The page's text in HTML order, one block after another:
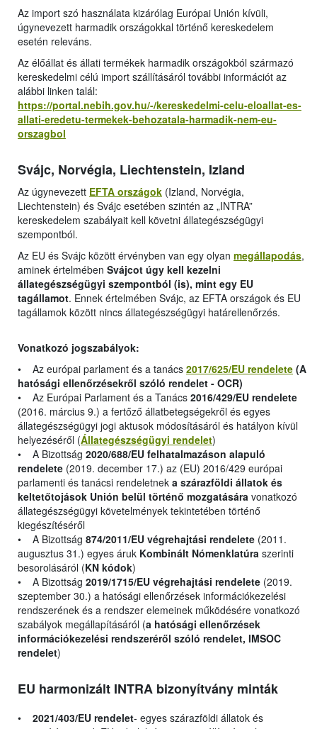
Az import szó használata kizárólag Európai Unión kívüli,
úgynevezett harmadik országokkal történő kereskedelem
esetén releváns.
Az élőállat és állati termékek harmadik országokból származó
kereskedelmi célú import szállításáról további információt az
alábbi linken talál:
https://portal.nebih.gov.hu/-/kereskedelmi-celu-eloallat-es-
allati-eredetu-termekek-behozatala-harmadik-nem-eu-
orszagbol
Svájc, Norvégia, Liechtenstein, Izland
Az úgynevezett EFTA országok (Izland, Norvégia,
Liechtenstein) és Svájc esetében szintén az „INTRA”
kereskedelem szabályait kell követni állategészségügyi
szempontból.
Az EU és Svájc között érvényben van egy olyan megállapodás,
aminek értelmében Svájcot úgy kell kezelni
állategészségügyi szempontból (is), mint egy EU
tagállamot. Ennek értelmében Svájc, az EFTA országok és EU
tagállamok között nincs állategészségügyi határellenőrzés.
Vonatkozó jogszabályok:
• Az európai parlament és a tanács 2017/625/EU rendelete (A
hatósági ellenőrzésekről szóló rendelet - OCR)
• Az Európai Parlament és a Tanács 2016/429/EU rendelete
(2016. március 9.) a fertőző állatbetegségekről és egyes
állategészségügyi jogi aktusok módosításáról és hatályon kívül
helyezéséről (Állategészségügyi rendelet)
• A Bizottság 2020/688/EU felhatalmazáson alapuló
rendelete (2019. december 17.) az (EU) 2016/429 európai
parlamenti és tanácsi rendeletnek a szárazföldi állatok és
keltetőtojások Unión belül történő mozgatására vonatkozó
állategészségügyi követelmények tekintetében történő
kiegészítéséről
• A Bizottság 874/2011/EU végrehajtási rendelete (2011.
augusztus 31.) egyes áruk Kombinált Nómenklatúra szerinti
besorolásáról (KN kódok)
• A Bizottság 2019/1715/EU végrehajtási rendelete (2019.
szeptember 30.) a hatósági ellenőrzések információkezelési
rendszerének és a rendszer elemeinek működésére vonatkozó
szabályok megállapításáról (a hatósági ellenőrzések
információkezelési rendszeréről szóló rendelet, IMSOC
rendelet)
EU harmonizált INTRA bizonyítvány minták
• 2021/403/EU rendelet- egyes szárazföldi állatok és